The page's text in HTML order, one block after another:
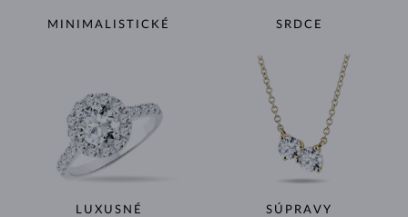
MINIMALISTICKÉ SRDCE
LUXUSNÉ SÚPRAVY